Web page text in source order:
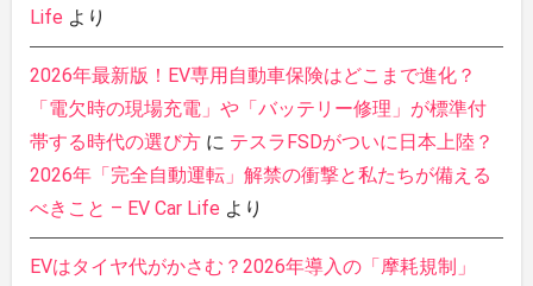
Life より
2026年最新版！EV専用自動車保険はどこまで進化？
「電欠時の現場充電」や「バッテリー修理」が標準付
帯する時代の選び方に テスラFSDがついに日本上陸？
2026年「完全自動運転」解禁の衝撃と私たちが備える
べきこと – EV Car Life より
EVはタイヤ代がかさむ？2026年導入の「摩耗規制」